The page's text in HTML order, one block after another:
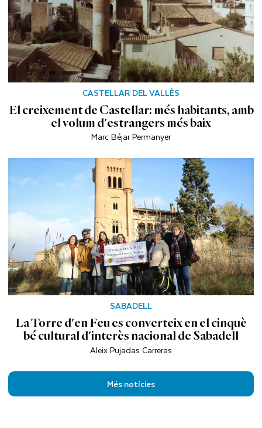
CASTELLAR DEL VALLÈS
El creixement de Castellar: més habitants, amb
el volum d'estrangers més baix
Marc Béjar Permanyer
SABADELL
La Torre d'en Feu es converteix en el cinquè
bé cultural d'interès nacional de Sabadell
Aleix Pujadas Carreras
Més notícies